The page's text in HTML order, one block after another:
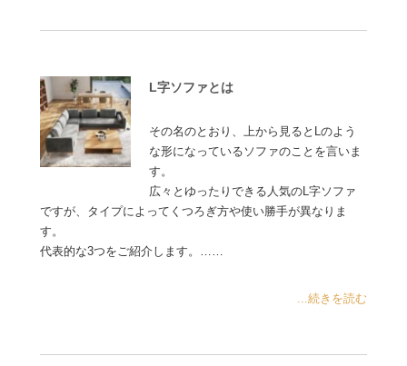
L字ソファとは
その名のとおり、上から見るとLのよう
な形になっているソファのことを言いま
す。
広々とゆったりできる人気のL字ソファ
ですが、タイプによってくつろぎ方や使い勝手が異なりま
す。
代表的な3つをご紹介します。……
...続きを読む